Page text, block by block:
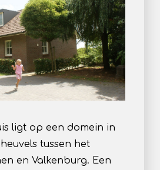
ligt op een domein in
tussen het
en Valkenburg. Een